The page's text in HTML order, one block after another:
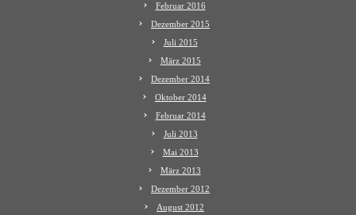
Februar 2016
Dezember 2015
Juli 2015
März 2015
Dezember 2014
Oktober 2014
Februar 2014
Juli 2013
Mai 2013
März 2013
Dezember 2012
August 2012